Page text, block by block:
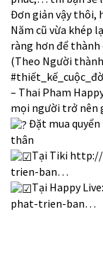
Đơn giản vậy thôi,
Năm cũ vừa khép
ràng hơn để thành
(Theo Người
– Thai Pham
mọi người trở nên
Đặt mua
thân
Tại Tiki http://
trien-ban…
Tại Happy Live:
phat-trien-ban…